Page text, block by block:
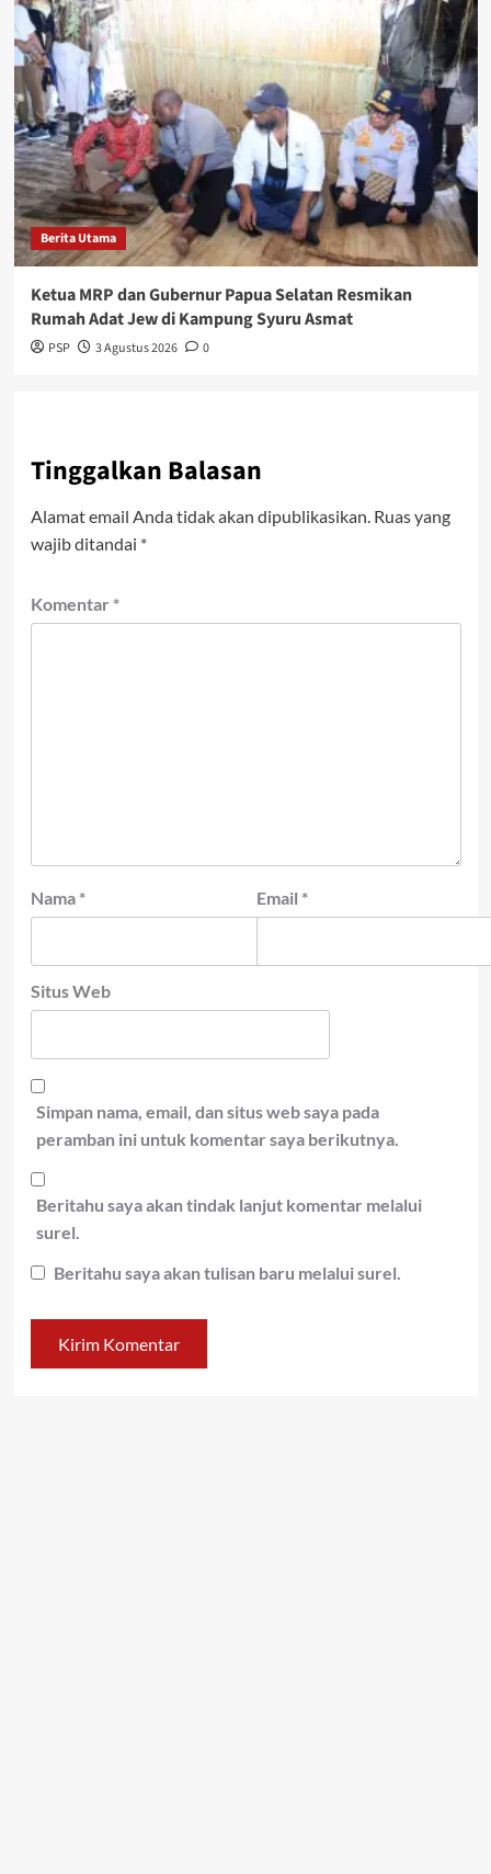
Berita Utama
Ketua MRP dan Gubernur Papua Selatan Resmikan
Rumah Adat Jew di Kampung Syuru Asmat
PSP 3 Agustus 2026 0
Tinggalkan Balasan
Alamat email Anda tidak akan dipublikasikan. Ruas yang
wajib ditandai *
Komentar *
Nama * Email *
Situs Web
Simpan nama, email, dan situs web saya pada
peramban ini untuk komentar saya berikutnya.
Beritahu saya akan tindak lanjut komentar melalui
surel.
Beritahu saya akan tulisan baru melalui surel.